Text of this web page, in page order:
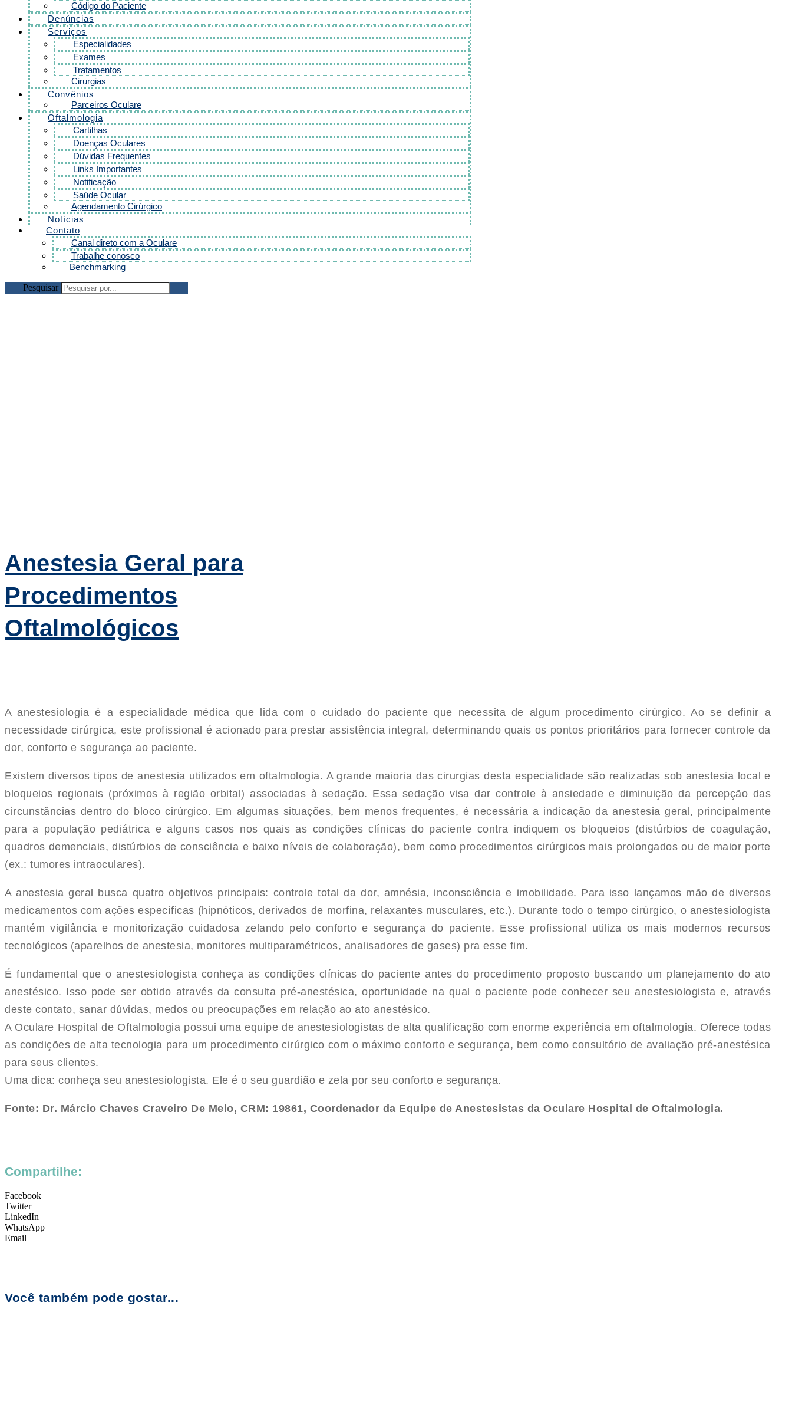
Código do Paciente
Denúncias
Serviços
Especialidades
Exames
Tratamentos
Cirurgias
Convênios
Parceiros Oculare
Oftalmologia
Cartilhas
Doenças Oculares
Dúvidas Frequentes
Links Importantes
Notificação
Saúde Ocular
Agendamento Cirúrgico
Notícias
Contato
Canal direto com a Oculare
Trabalhe conosco
Benchmarking
Pesquisar
Anestesia Geral para
Procedimentos
Oftalmológicos
A anestesiologia é a especialidade médica que lida com o cuidado do paciente que necessita de algum procedimento cirúrgico. Ao se definir a
necessidade cirúrgica, este profissional é acionado para prestar assistência integral, determinando quais os pontos prioritários para fornecer controle da
dor, conforto e segurança ao paciente.
Existem diversos tipos de anestesia utilizados em oftalmologia. A grande maioria das cirurgias desta especialidade são realizadas sob anestesia local e
bloqueios regionais (próximos à região orbital) associadas à sedação. Essa sedação visa dar controle à ansiedade e diminuição da percepção das
circunstâncias dentro do bloco cirúrgico. Em algumas situações, bem menos frequentes, é necessária a indicação da anestesia geral, principalmente
para a população pediátrica e alguns casos nos quais as condições clínicas do paciente contra indiquem os bloqueios (distúrbios de coagulação,
quadros demenciais, distúrbios de consciência e baixo níveis de colaboração), bem como procedimentos cirúrgicos mais prolongados ou de maior porte
(ex.: tumores intraoculares).
A anestesia geral busca quatro objetivos principais: controle total da dor, amnésia, inconsciência e imobilidade. Para isso lançamos mão de diversos
medicamentos com ações específicas (hipnóticos, derivados de morfina, relaxantes musculares, etc.). Durante todo o tempo cirúrgico, o anestesiologista
mantém vigilância e monitorização cuidadosa zelando pelo conforto e segurança do paciente. Esse profissional utiliza os mais modernos recursos
tecnológicos (aparelhos de anestesia, monitores multiparamétricos, analisadores de gases) pra esse fim.
É fundamental que o anestesiologista conheça as condições clínicas do paciente antes do procedimento proposto buscando um planejamento do ato
anestésico. Isso pode ser obtido através da consulta pré-anestésica, oportunidade na qual o paciente pode conhecer seu anestesiologista e, através
deste contato, sanar dúvidas, medos ou preocupações em relação ao ato anestésico.
A Oculare Hospital de Oftalmologia possui uma equipe de anestesiologistas de alta qualificação com enorme experiência em oftalmologia. Oferece todas
as condições de alta tecnologia para um procedimento cirúrgico com o máximo conforto e segurança, bem como consultório de avaliação pré-anestésica
para seus clientes.
Uma dica: conheça seu anestesiologista. Ele é o seu guardião e zela por seu conforto e segurança.
Fonte: Dr. Márcio Chaves Craveiro De Melo, CRM: 19861, Coordenador da Equipe de Anestesistas da Oculare Hospital de Oftalmologia.
Compartilhe:
Facebook
Twitter
LinkedIn
WhatsApp
Email
Você também pode gostar...